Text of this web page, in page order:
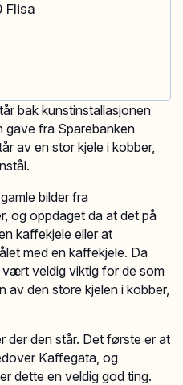
bak kunstinstallasjonen
gave fra Sparebanken
av en stor kjele i kobber,
bilder fra
og oppdaget da at det på
kaffekjele eller at
med en kaffekjele. Da
veldig viktig for de som
av den store kjelen i kobber,
der den står. Det første er at
Kaffegata, og
dette en veldig god ting.
Flisa